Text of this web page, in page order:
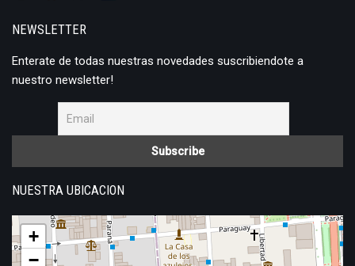
NEWSLETTER
Enterate de todas nuestras novedades suscribiendote a
nuestro newsletter!
NUESTRA UBICACION
+
−